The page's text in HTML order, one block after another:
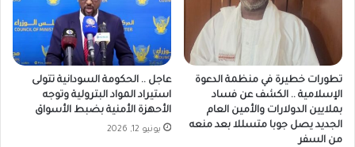
تطورات خطيرة في منظمة الدعوة
الإسلامية .. الكشف عن فساد
بملايين الدولارات والأمين العام
الجديد يصل جوبا متسللا بعد منعه
من السفر
عاجل .. الحكومة السودانية تتولى
استيراد المواد البترولية وتوجه
الأحهزة الأمنية بضبط الأسواق
يونيو 12, 2026